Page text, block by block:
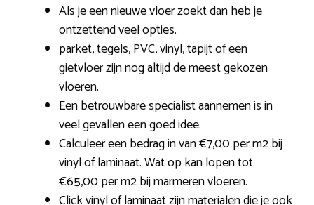
Als je een nieuwe vloer zoekt dan heb je
ontzettend veel opties.
parket, tegels, PVC, vinyl, tapijt of een
gietvloer zijn nog altijd de meest gekozen
vloeren.
Een betrouwbare specialist aannemen is in
veel gevallen een goed idee.
Calculeer een bedrag in van €7,00 per m2 bij
vinyl of laminaat. Wat op kan lopen tot
€65,00 per m2 bij marmeren vloeren.